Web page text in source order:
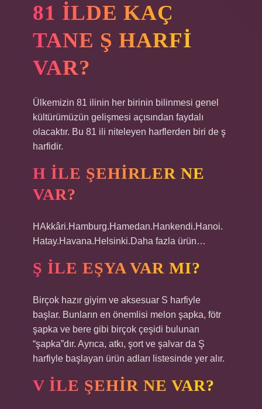
81 ILDE KAÇ
TANE Ş HARFI
VAR?
Ülkemizin 81 ilinin her birinin bilinmesi genel
kültürümüzün gelişmesi açısından faydalı
olacaktır. Bu 81 ili niteleyen harflerden biri de ş
harfidir.
H ILE ŞEHIRLER NE
VAR?
HAkkâri.Hamburg.Hamedan.Hankendi.Hanoi.
Hatay.Havana.Helsinki.Daha fazla ürün…
Ş ILE EŞYA VAR MI?
Birçok hazır giyim ve aksesuar S harfiyle
başlar. Bunların en önemlisi melon şapka, fötr
şapka ve bere gibi birçok çeşidi bulunan
“şapka”dır. Ayrıca, atkı, şort ve şalvar da Ş
harfiyle başlayan ürün adları listesinde yer alır.
V ILE ŞEHIR NE VAR?